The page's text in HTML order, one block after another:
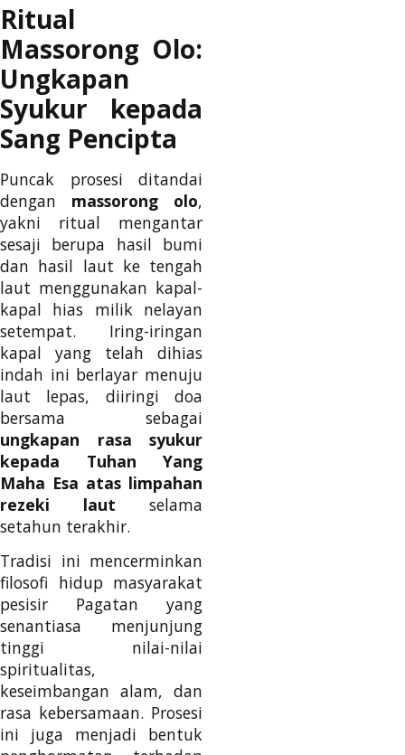
Ritual
Massorong Olo:
Ungkapan
Syukur kepada
Sang Pencipta
Puncak prosesi ditandai
dengan massorong olo,
yakni ritual mengantar
sesaji berupa hasil bumi
dan hasil laut ke tengah
laut menggunakan kapal-
kapal hias milik nelayan
setempat. Iring-iringan
kapal yang telah dihias
indah ini berlayar menuju
laut lepas, diiringi doa
bersama sebagai
ungkapan rasa syukur
kepada Tuhan Yang
Maha Esa atas limpahan
rezeki laut selama
setahun terakhir.
Tradisi ini mencerminkan
filosofi hidup masyarakat
pesisir Pagatan yang
senantiasa menjunjung
tinggi nilai-nilai
spiritualitas,
keseimbangan alam, dan
rasa kebersamaan. Prosesi
ini juga menjadi bentuk